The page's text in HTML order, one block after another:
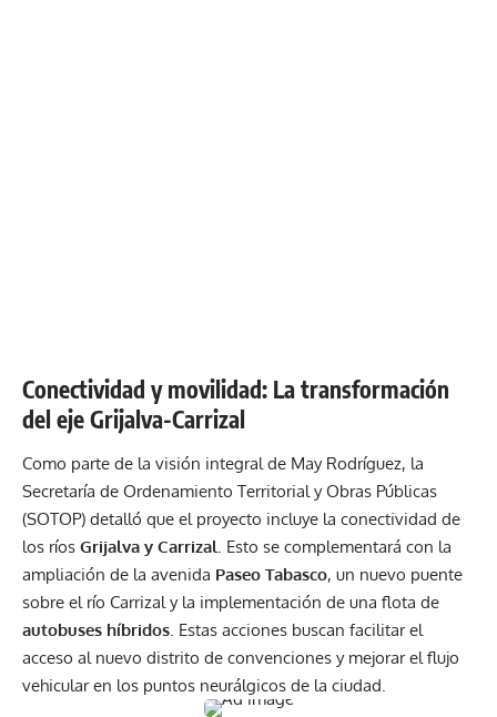
Conectividad y movilidad: La transformación
del eje Grijalva-Carrizal
Como parte de la visión integral de May Rodríguez, la
Secretaría de Ordenamiento Territorial y Obras Públicas
(SOTOP) detalló que el proyecto incluye la conectividad de
los ríos Grijalva y Carrizal. Esto se complementará con la
ampliación de la avenida Paseo Tabasco, un nuevo puente
sobre el río Carrizal y la implementación de una flota de
autobuses híbridos. Estas acciones buscan facilitar el
acceso al nuevo distrito de convenciones y mejorar el flujo
vehicular en los puntos neurálgicos de la ciudad.